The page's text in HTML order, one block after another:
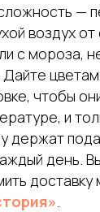
—
воздух от
с мороза,
Дайте
чтобы
и
держат
день.
.